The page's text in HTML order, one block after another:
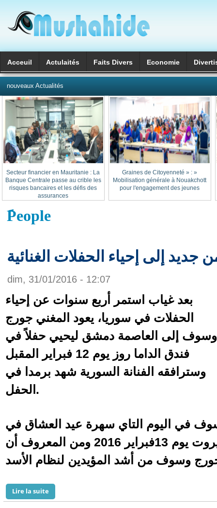
Acceuil Actulaités Faits Divers Economie
nouveaux Actualités
« Graines de Citoyenneté » :
Mobilisation générale à Nouakchott
pour l'engagement des jeunes
Secteur financier en Mauritanie : La
Banque Centrale passe au crible les
risques bancaires et les défis des
assurances
َPeople
إلى إحياء الحفلات الغنائية
dim, 31/01/2016 - 12:07
بعد غياب استمر أربع سنوات عن إحياء
الحفلات في سوريا، يعود المغني جورج
وسوف إلى العاصمة دمشق ليحيي حفلاً في
فندق الداما روز يوم 12 فبراير المقبل
وسترافقه الفنانة السورية شهد برمدا في
الحفل.
في اليوم التاي سهرة عيد العشاق في
فندق الحبتور هيلتون في بيروت يوم 13فبراير 2016 ومن المعروف أن
Lire la suite